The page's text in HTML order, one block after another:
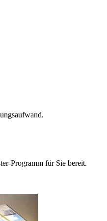
Programm für Sie bereit.